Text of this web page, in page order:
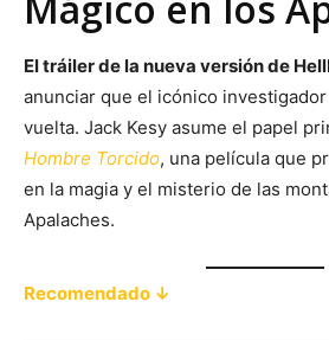
El tráiler de la nueva versión de
anunciar que el icónico
vuelta. Jack Kesy asume el papel
Hombre Torcido, una película que
en la magia y el misterio de las
Apalaches.
Recomendado ↓